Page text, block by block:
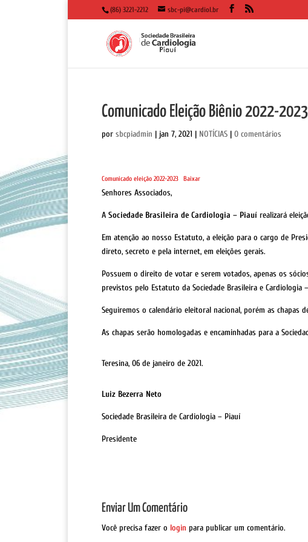
(86) 3221-2212 sbc-pi@cardiol.br
Comunicado Eleição Biênio 2022-2023
por sbcpiadmin | jan 7, 2021 | NOTÍCIAS | 0 comentários
Comunicado eleição 2022-2023 Baixar
Senhores Associados,
A Sociedade Brasileira de Cardiologia – Piauí realizará
Em atenção ao nosso Estatuto, a eleição para o cargo de
direto, secreto e pela internet, em eleições gerais.
Possuem o direito de votar e serem votados, apenas os
previstos pelo Estatuto da Sociedade Brasileira e Cardiologia –
Seguiremos o calendário eleitoral nacional, porém as chapas
As chapas serão homologadas e encaminhadas para a
Teresina, 06 de janeiro de 2021.
Luiz Bezerra Neto
Sociedade Brasileira de Cardiologia – Piauí
Presidente
Enviar Um Comentário
Você precisa fazer o login para publicar um comentário.